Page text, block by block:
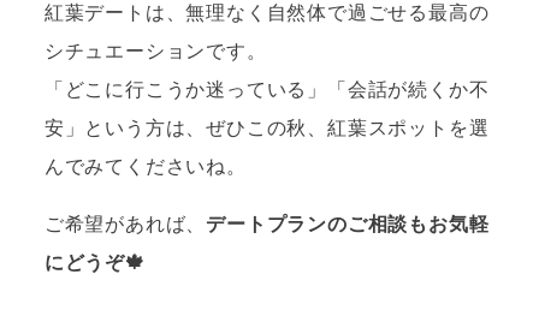
紅葉デートは、無理なく自然体で過ごせる最高の
シチュエーションです。
「どこに行こうか迷っている」「会話が続くか不
安」という方は、ぜひこの秋、紅葉スポットを選
んでみてくださいね。
ご希望があれば、 デートプランのご相談もお気軽
にどうぞ🍁